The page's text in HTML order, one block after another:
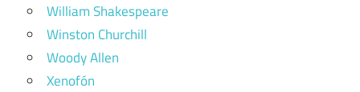
William Shakespeare
Winston Churchill
Woody Allen
Xenofón